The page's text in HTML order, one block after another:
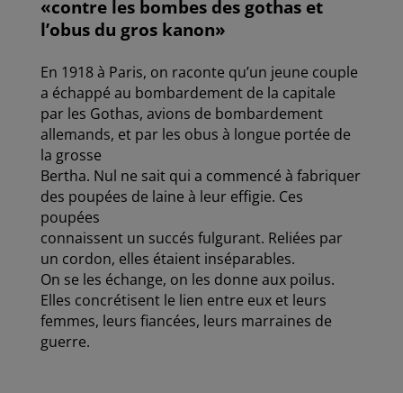
e
b
k
t
t
i
l
k
e
d
n
t
a
r
«contre les bombes des gothas et
l’obus du gros kanon»
En 1918 à Paris, on raconte qu’un jeune couple
a échappé au bombardement de la capitale
par les Gothas, avions de bombardement
allemands, et par les obus à longue portée de
la grosse
Bertha. Nul ne sait qui a commencé à fabriquer
des poupées de laine à leur effigie. Ces
poupées
connaissent un succés fulgurant. Reliées par
un cordon, elles étaient inséparables.
On se les échange, on les donne aux poilus.
Elles concrétisent le lien entre eux et leurs
femmes, leurs fiancées, leurs marraines de
guerre.